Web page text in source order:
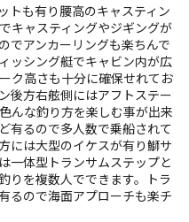
トも有り腰高のキャスティン
キャスティングやジギングが
でアンカーリングも楽ちんで
ッシング艇でキャビン内が広
ク高さも十分に確保せれてお
後方右舷側にはアフトステー
んな釣り方を楽しむ事が出来
有るので多人数で乗船されて
には大型のイケスが有り鰤サ
一体型トランサムステップと
りを複数人でできます。トラ
るので海面アプローチも楽チ